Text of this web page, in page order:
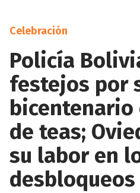
Celebración
Policía
festejos por
bicentenario
de teas;
su labor en
desbloqueos